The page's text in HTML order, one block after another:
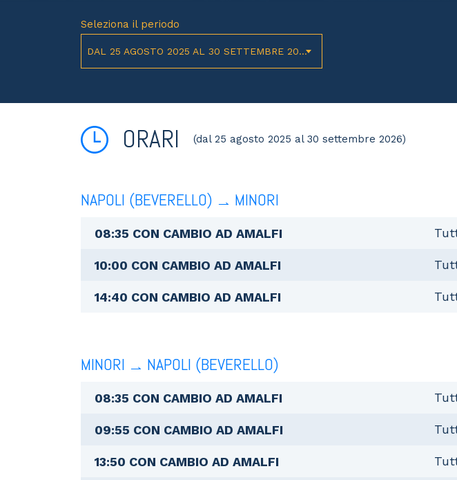
Seleziona il periodo
DAL 25 AGOSTO 2025 AL 30 SETTEMBRE 2026
ORARI (dal 25 agosto 2025 al 30 settembre 2026)
NAPOLI (BEVERELLO) MINORI
08:35 CON CAMBIO AD AMALFI
10:00 CON CAMBIO AD AMALFI
14:40 CON CAMBIO AD AMALFI
MINORI NAPOLI (BEVERELLO)
08:35 CON CAMBIO AD AMALFI
09:55 CON CAMBIO AD AMALFI
13:50 CON CAMBIO AD AMALFI